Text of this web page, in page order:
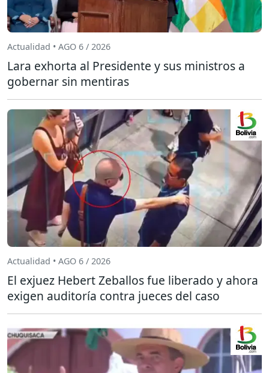
Actualidad • AGO 6 / 2026
Lara exhorta al Presidente y sus ministros a
gobernar sin mentiras
Actualidad • AGO 6 / 2026
El exjuez Hebert Zeballos fue liberado y ahora
exigen auditoría contra jueces del caso